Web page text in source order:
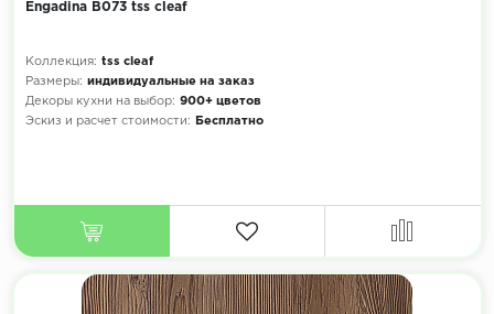
Engadina B073 tss cleaf
Коллекция: tss cleaf
Размеры: индивидуальные на заказ
Декоры кухни на выбор: 900+ цветов
Эскиз и расчет стоимости:
Бесплатно